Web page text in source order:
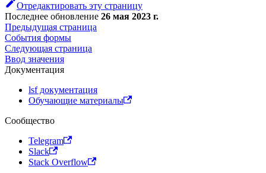
Отредактировать эту страницу
Последнее обновление 26 мая 2023 г.
Предыдущая страница
События формы
Следующая страница
Ввод значения
Документация
lsf документация
Обучающие материалы
Сообщество
Telegram
Slack
Stack Overflow